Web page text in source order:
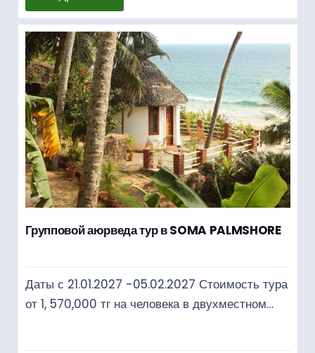
Групповой аюрведа тур в SOMA PALMSHORE
Даты с 21.01.2027 -05.02.2027 Стоимость тура
от 1, 570,000 тг на человека в двухместном…